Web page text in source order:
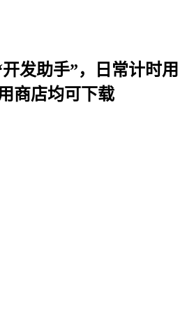
发助手”，日常计时用
商店均可下载